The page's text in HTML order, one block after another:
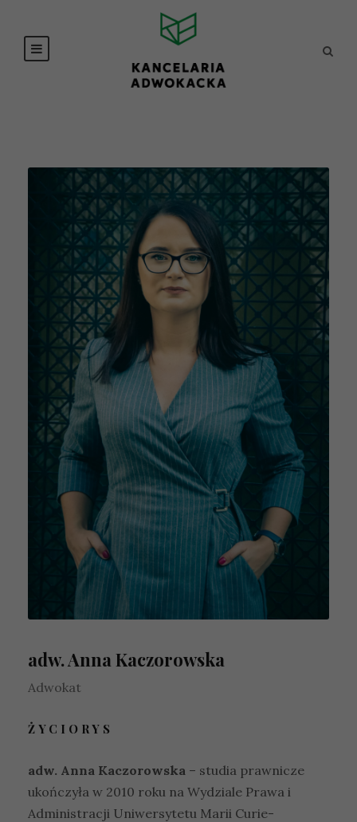
adw. Anna Kaczorowska
Adwokat
ŻYCIORYS
adw. Anna Kaczorowska – studia prawnicze
ukończyła w 2010 roku na Wydziale Prawa i
Administracji Uniwersytetu Marii Curie-